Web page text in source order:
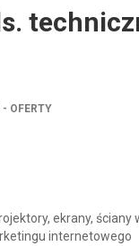
OFERTY
ekrany,
internetowego